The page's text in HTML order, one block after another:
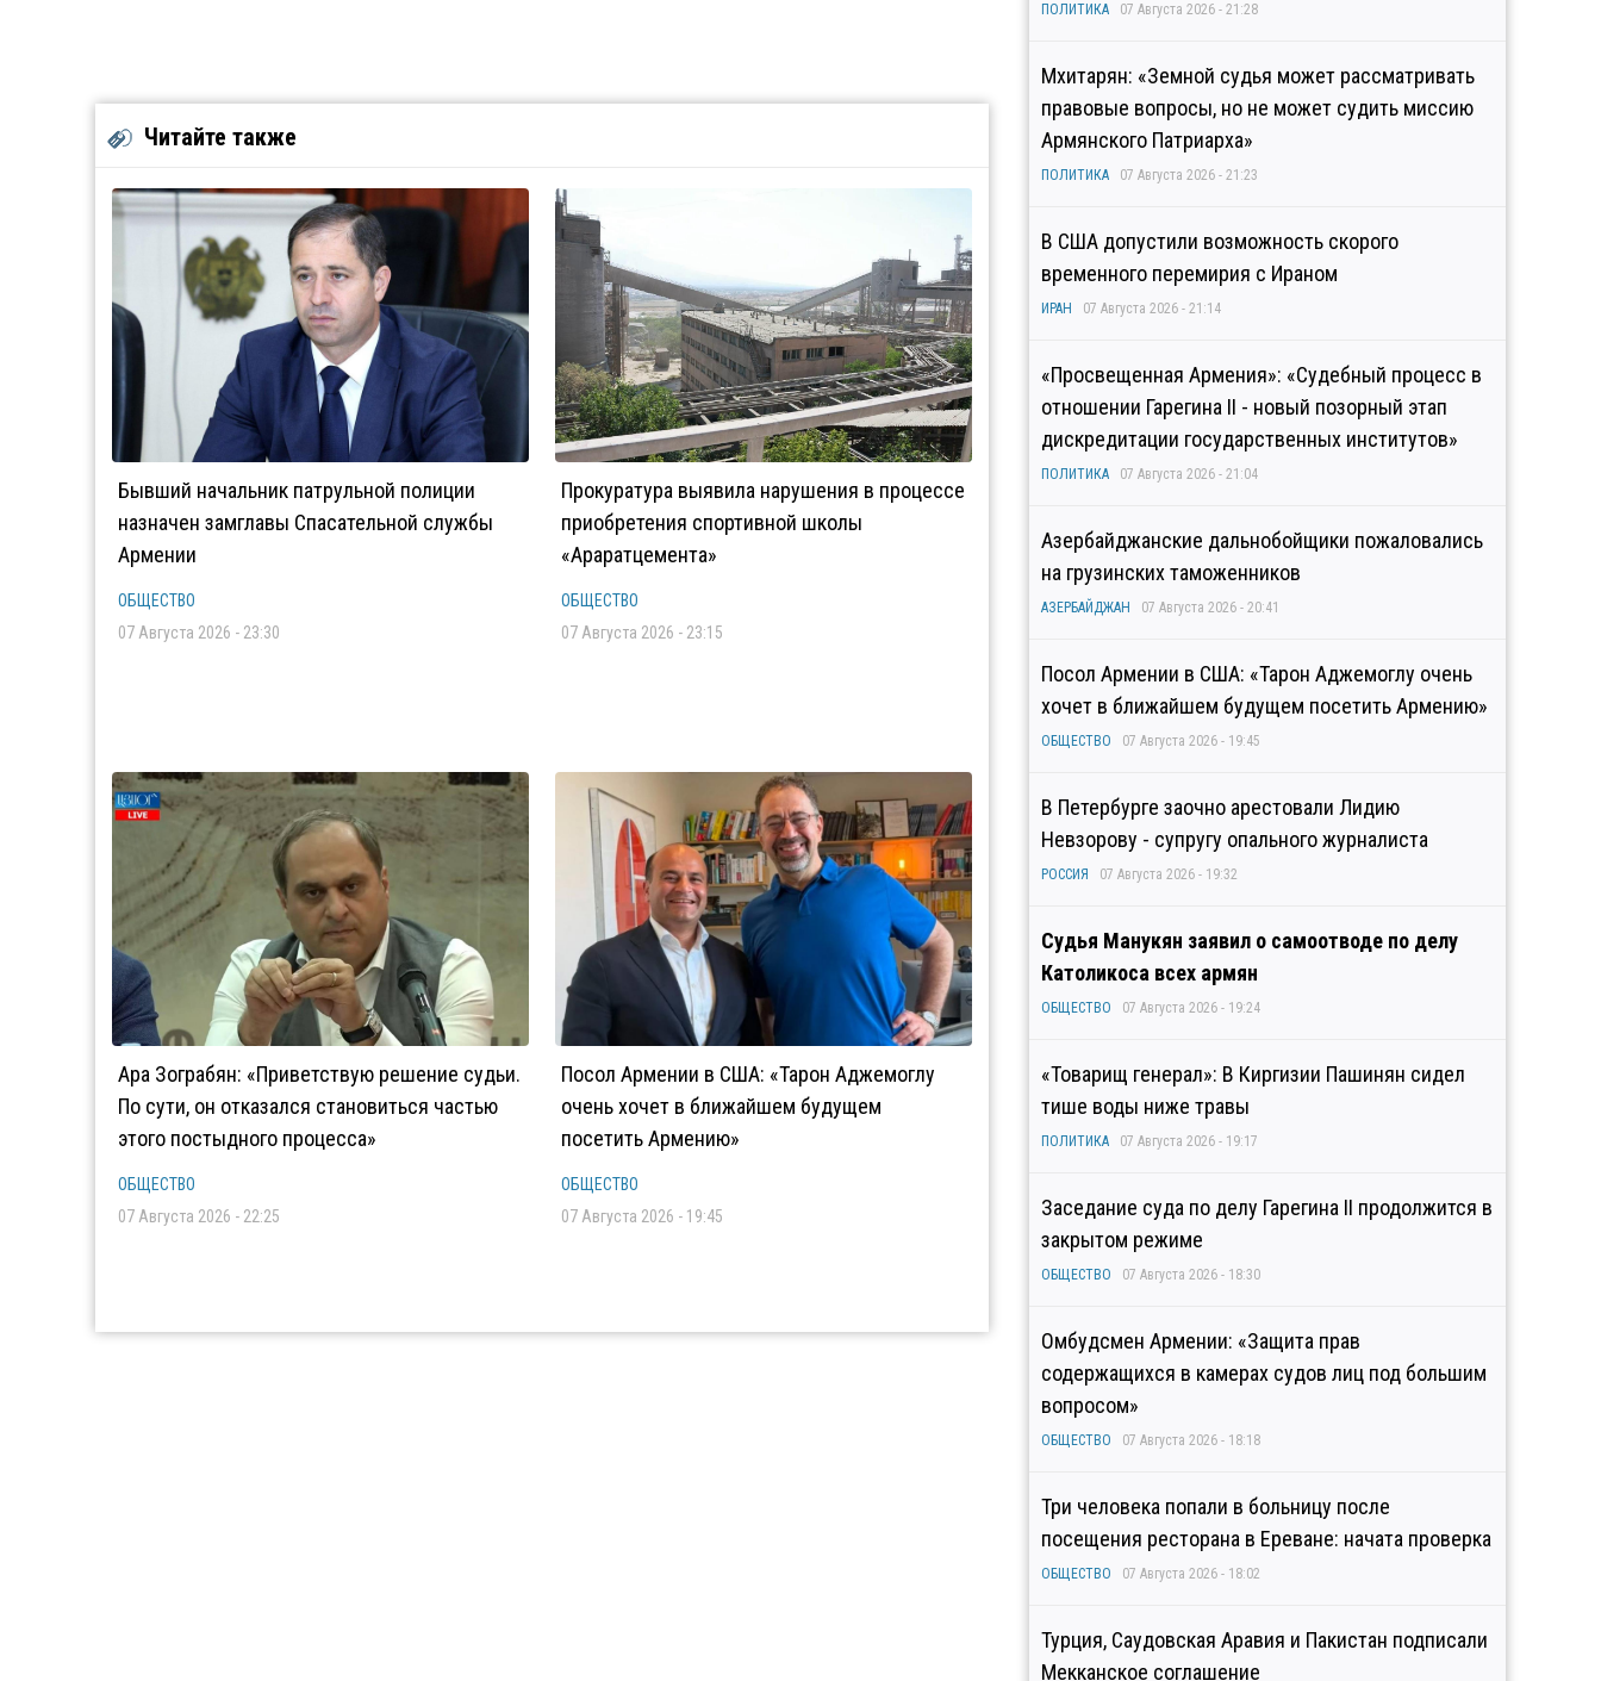
Читайте также
Бывший начальник патрульной полиции
назначен замглавы Спасательной службы
Армении
ОБЩЕСТВО
07 Августа 2026 - 23:30
Прокуратура выявила нарушения в процессе
приобретения спортивной школы
«Араратцемента»
ОБЩЕСТВО
07 Августа 2026 - 23:15
Ара Зограбян: «Приветствую решение судьи.
По сути, он отказался становиться частью
этого постыдного процесса»
ОБЩЕСТВО
07 Августа 2026 - 22:25
Посол Армении в США: «Тарон Аджемоглу
очень хочет в ближайшем будущем
посетить Армению»
ОБЩЕСТВО
07 Августа 2026 - 19:45
ПОЛИТИКА 07 Августа 2026 - 21:28
Мхитарян: «Земной судья может рассматривать
правовые вопросы, но не может судить миссию
Армянского Патриарха»
ПОЛИТИКА 07 Августа 2026 - 21:23
В США допустили возможность скорого
временного перемирия с Ираном
ИРАН 07 Августа 2026 - 21:14
«Просвещенная Армения»: «Судебный процесс в
отношении Гарегина II - новый позорный этап
дискредитации государственных институтов»
ПОЛИТИКА 07 Августа 2026 - 21:04
Азербайджанские дальнобойщики пожаловались
на грузинских таможенников
АЗЕРБАЙДЖАН 07 Августа 2026 - 20:41
Посол Армении в США: «Тарон Аджемоглу очень
хочет в ближайшем будущем посетить Армению»
ОБЩЕСТВО 07 Августа 2026 - 19:45
В Петербурге заочно арестовали Лидию
Невзорову - супругу опального журналиста
РОССИЯ 07 Августа 2026 - 19:32
Судья Манукян заявил о самоотводе по делу
Католикоса всех армян
ОБЩЕСТВО 07 Августа 2026 - 19:24
«Товарищ генерал»: В Киргизии Пашинян сидел
тише воды ниже травы
ПОЛИТИКА 07 Августа 2026 - 19:17
Заседание суда по делу Гарегина II продолжится в
закрытом режиме
ОБЩЕСТВО 07 Августа 2026 - 18:30
Омбудсмен Армении: «Защита прав
содержащихся в камерах судов лиц под большим
вопросом»
ОБЩЕСТВО 07 Августа 2026 - 18:18
Три человека попали в больницу после
посещения ресторана в Ереване: начата проверка
ОБЩЕСТВО 07 Августа 2026 - 18:02
Турция, Саудовская Аравия и Пакистан подписали
Мекканское соглашение